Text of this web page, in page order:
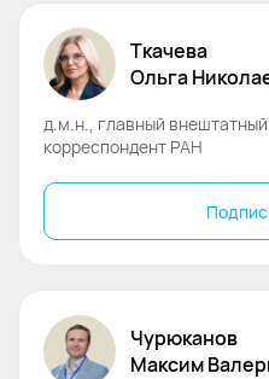
Ткачева
Ольга
д.м.н., главный
корреспондент РАН
Чурюканов
Максим